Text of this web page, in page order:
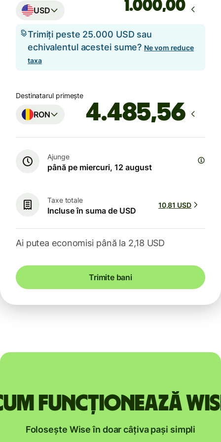
USD ,00
Trimiți peste 25.000 USD sau
echivalentul acestei sume? Ne vom reduce
taxa
Destinatarul primește
RON
Ajunge
până pe miercuri, 12 august
Taxe totale
Incluse în suma de USD
10,81 USD
Ai putea economisi până la 2,18 USD
Trimite bani
funcționează
Folosește Wise în doar câțiva pași simpli